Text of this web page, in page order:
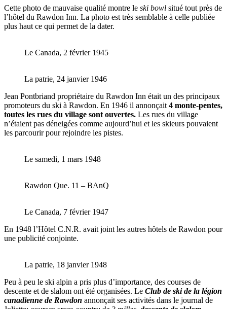
Cette photo de mauvaise qualité montre le ski bowl situé tout près de
l’hôtel du Rawdon Inn. La photo est très semblable à celle publiée
plus haut ce qui permet de la dater.
Le Canada, 2 février 1945
La patrie, 24 janvier 1946
Jean Pontbriand propriétaire du Rawdon Inn était un des principaux
promoteurs du ski à Rawdon. En 1946 il annonçait 4 monte-pentes,
toutes les rues du village sont ouvertes. Les rues du village
n’étaient pas déneigées comme aujourd’hui et les skieurs pouvaient
les parcourir pour rejoindre les pistes.
Le samedi, 1 mars 1948
Rawdon Que. 11 – BAnQ
Le Canada, 7 février 1947
En 1948 l’Hôtel C.N.R. avait joint les autres hôtels de Rawdon pour
une publicité conjointe.
La patrie, 18 janvier 1948
Peu à peu le ski alpin a pris plus d’importance, des courses de
descente et de slalom ont été organisées. Le Club de ski de la légion
canadienne de Rawdon annonçait ses activités dans le journal de